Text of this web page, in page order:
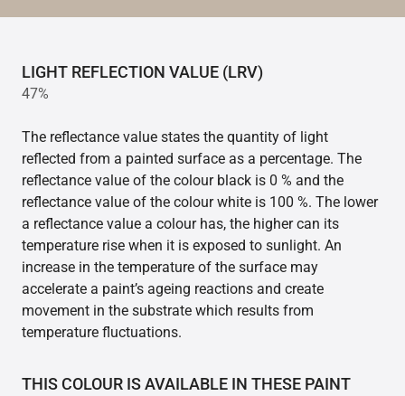
LIGHT REFLECTION VALUE (LRV)
47%
The reflectance value states the quantity of light
reflected from a painted surface as a percentage. The
reflectance value of the colour black is 0 % and the
reflectance value of the colour white is 100 %. The lower
a reflectance value a colour has, the higher can its
temperature rise when it is exposed to sunlight. An
increase in the temperature of the surface may
accelerate a paint’s ageing reactions and create
movement in the substrate which results from
temperature fluctuations.
THIS COLOUR IS AVAILABLE IN THESE PAINT